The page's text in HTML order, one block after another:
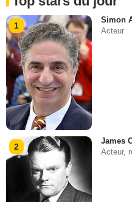
1
Simon
Acteur
2
James
Acteur,